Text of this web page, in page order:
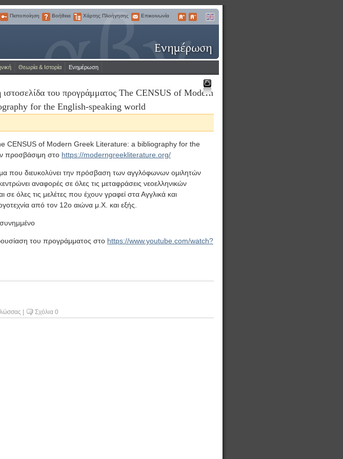
Πιστοποίηση
Πιστοποίηση
Βοήθεια
Βοήθεια
Χάρτης
Χάρτης Πλοήγησης
Επικοινωνία
Επικοινωνία
Μεγαλύτερα
ΜικρότεραEnglish
Θεωρία & Ιστορία Ενημέρωση
του προγράμματος The CENSUS of Modern
for the English-speaking world
CENSUS of Modern Greek Literature: a bibliography for the
προσβάσιμη στο https://moderngreekliterature.org/
που διευκολύνει την πρόσβαση των αγγλόφωνων ομιλητών
αναφορές σε όλες τις μεταφράσεις νεοελληνικών
σε όλες τις μελέτες που έχουν γραφεί στα Αγγλικά και
από τον 12ο αιώνα μ.Χ. και εξής.
του προγράμματος στο https://www.youtube.com/watch?
Σχόλια 0